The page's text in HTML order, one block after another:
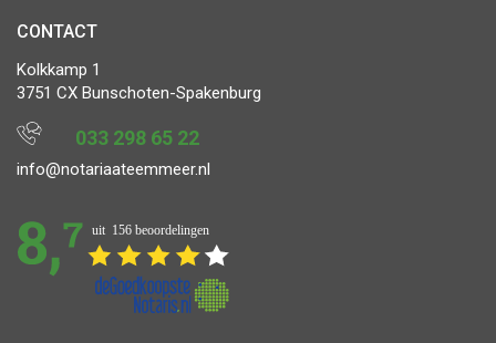
CONTACT
Kolkkamp 1
3751 CX Bunschoten-Spakenburg
033 298 65 22
info@notariaateemmeer.nl